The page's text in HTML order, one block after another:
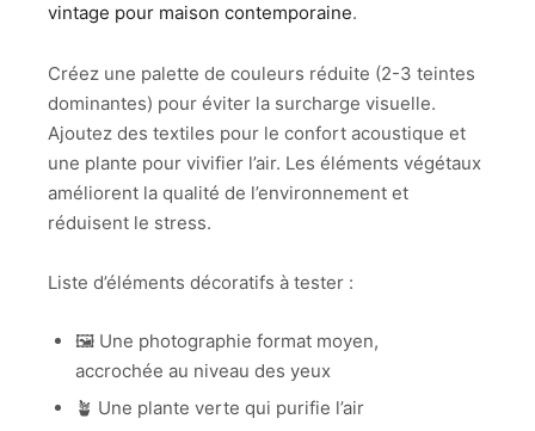
vintage pour maison contemporaine.
Créez une palette de couleurs réduite (2-3 teintes
dominantes) pour éviter la surcharge visuelle.
Ajoutez des textiles pour le confort acoustique et
une plante pour vivifier l’air. Les éléments végétaux
améliorent la qualité de l’environnement et
réduisent le stress.
Liste d’éléments décoratifs à tester :
🖼️ Une photographie format moyen,
accrochée au niveau des yeux
🪴 Une plante verte qui purifie l’air